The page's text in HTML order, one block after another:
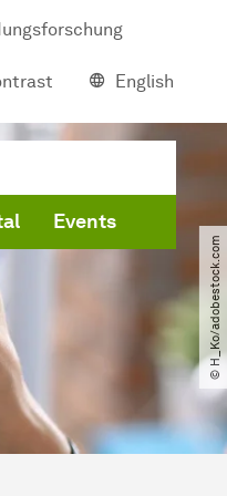
English
Events
© H_Ko​/​adobestock.com